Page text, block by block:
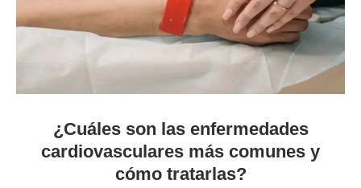
¿Cuáles son las enfermedades
cardiovasculares más comunes y
cómo tratarlas?